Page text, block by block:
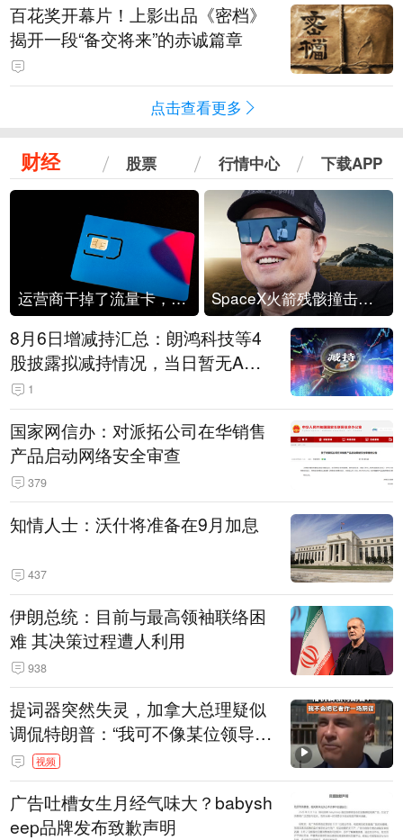
百花奖开幕片！上影出品《密档》
揭开一段“备交将来”的赤诚篇章
点击查看更多
财经 股票 行情中心 下载APP
运营商干掉了流量卡，他们真的玩不起了 SpaceX火箭残骸撞击月球
8月6日增减持汇总：朗鸿科技等4
股披露拟减持情况，当日暂无A股
公司披露拟增持情况（表）
1
国家网信办：对派拓公司在华销售
产品启动网络安全审查
379
知情人士：沃什将准备在9月加息
437
伊朗总统：目前与最高领袖联络困
难 其决策过程遭人利用
938
提词器突然失灵，加拿大总理疑似
调侃特朗普：“我可不像某位领导
人，把这当成一场阴谋”，全场哄笑
视频
广告吐槽女生月经气味大？babysh
eep品牌发布致歉声明